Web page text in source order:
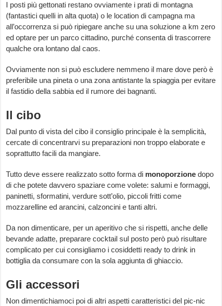
I posti più gettonati restano ovviamente i prati di montagna
(fantastici quelli in alta quota) o le location di campagna ma
all’occorrenza si può ripiegare anche su una soluzione a km zero
ed optare per un parco cittadino, purché consenta di trascorrere
qualche ora lontano dal caos.
Ovviamente non si può escludere nemmeno il mare dove però è
preferibile una pineta o una zona antistante la spiaggia per evitare
il fastidio della sabbia ed il rumore dei bagnanti.
Il cibo
Dal punto di vista del cibo il consiglio principale è la semplicità,
cercate di concentrarvi su preparazioni non troppo elaborate e
soprattutto facili da mangiare.
Tutto deve essere realizzato sotto forma di monoporzione dopo
di che potete davvero spaziare come volete: salumi e formaggi,
paninetti, sformatini, verdure sott’olio, piccoli fritti come
mozzarelline ed arancini, calzoncini e tanti altri.
Da non dimenticare, per un aperitivo che si rispetti, anche delle
bevande adatte, preparare cocktail sul posto però può risultare
complicato per cui consigliamo i cosiddetti ready to drink in
bottiglia da consumare con la sola aggiunta di ghiaccio.
Gli accessori
Non dimentichiamoci poi di altri aspetti caratteristici del pic-nic